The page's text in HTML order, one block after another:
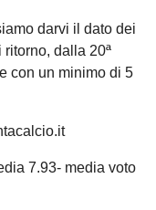
darvi il dato dei
dalla 20ª
con un minimo di 5
7.93- media voto